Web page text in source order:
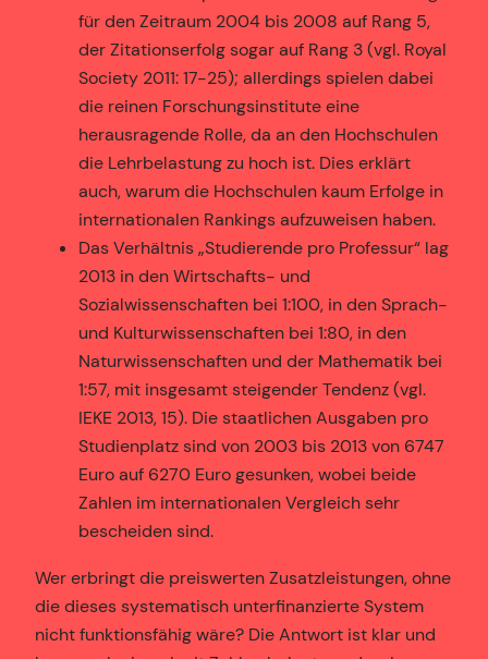
für den Zeitraum 2004 bis 2008 auf Rang 5,
der Zitationserfolg sogar auf Rang 3 (vgl. Royal
Society 2011: 17-25); allerdings spielen dabei
die reinen Forschungsinstitute eine
herausragende Rolle, da an den Hochschulen
die Lehrbelastung zu hoch ist. Dies erklärt
auch, warum die Hochschulen kaum Erfolge in
internationalen Rankings aufzuweisen haben.
Das Verhältnis „Studierende pro Professur“ lag
2013 in den Wirtschafts- und
Sozialwissenschaften bei 1:100, in den Sprach-
und Kulturwissenschaften bei 1:80, in den
Naturwissenschaften und der Mathematik bei
1:57, mit insgesamt steigender Tendenz (vgl.
IEKE 2013, 15). Die staatlichen Ausgaben pro
Studienplatz sind von 2003 bis 2013 von 6747
Euro auf 6270 Euro gesunken, wobei beide
Zahlen im internationalen Vergleich sehr
bescheiden sind.
Wer erbringt die preiswerten Zusatzleistungen, ohne
die dieses systematisch unterfinanzierte System
nicht funktionsfähig wäre? Die Antwort ist klar und